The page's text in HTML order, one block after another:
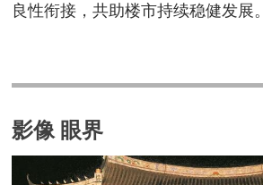
良性衔接，共助楼市持续稳健发展。
影像 眼界